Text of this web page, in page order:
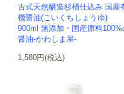
古式天然醸造杉桶仕込み 国産
機醤油(こいくちしょうゆ)
900ml 無添加・国産原料100%
醤油-かわしま屋-
1,580円(税込)